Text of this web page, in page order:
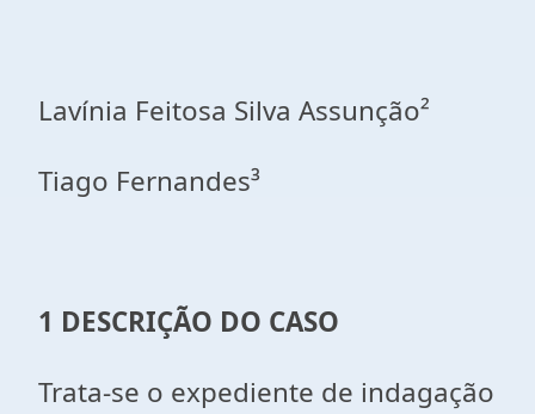
Lavínia Feitosa Silva Assunção²
Tiago Fernandes³
1 DESCRIÇÃO DO CASO
Trata-se o expediente de indagação